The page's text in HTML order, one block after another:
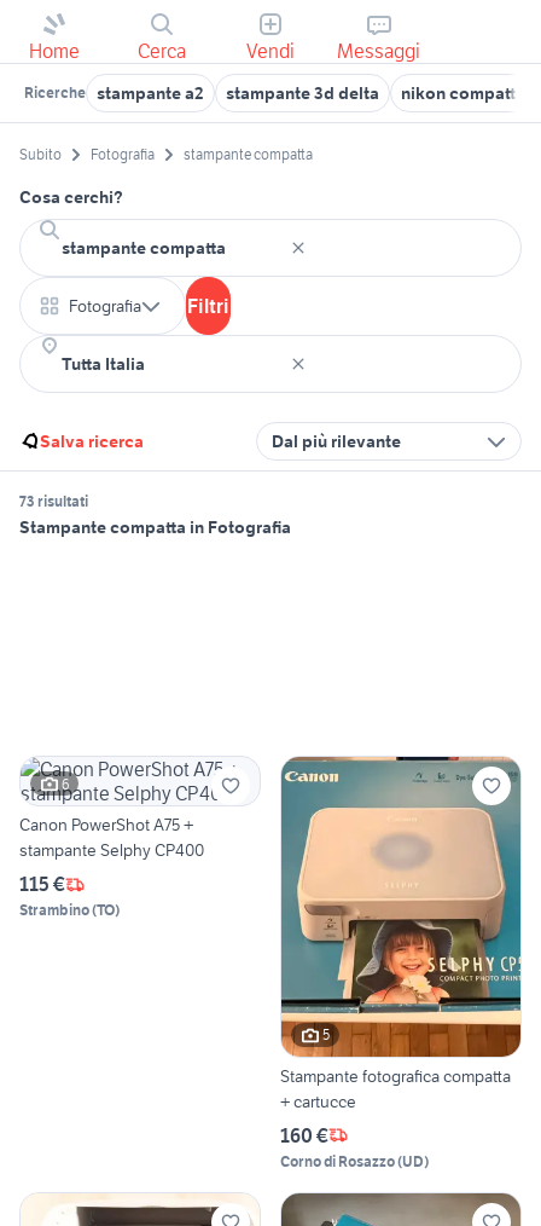
Home Cerca Vendi Messaggi
Ricerche stampante a2 stampante 3d delta nikon compatte
Subito Fotografia stampante compatta
Cosa cerchi?
Fotografia Filtri
Salva ricerca Dal più rilevante
73 risultati
Stampante compatta in Fotografia
6
Canon PowerShot A75 +
stampante Selphy CP400
115 €
Strambino(TO)
5
Stampante fotografica compatta
+ cartucce
160 €
Corno di Rosazzo(UD)